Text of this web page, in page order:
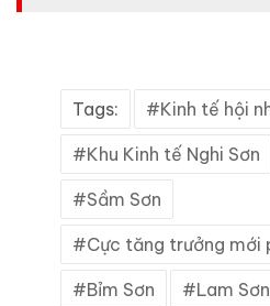
Tags: Kinh tế hội
Khu Kinh tế Nghi Sơn
Sầm Sơn
Cực tăng trưởng mới
Bỉm Sơn Lam